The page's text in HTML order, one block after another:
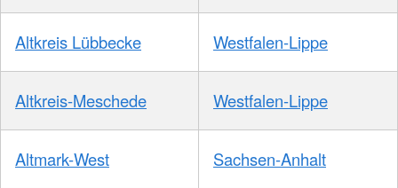
Altkreis Lübbecke Westfalen-Lippe
Altkreis-Meschede Westfalen-Lippe
Altmark-West Sachsen-Anhalt